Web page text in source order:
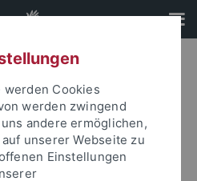
werden Cookies
werden zwingend
andere ermöglichen,
unserer Webseite zu
Einstellungen